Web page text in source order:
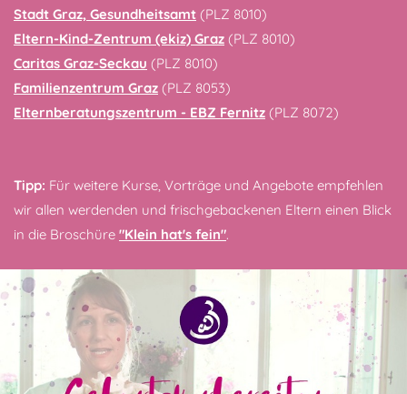
Stadt Graz, Gesundheitsamt (PLZ 8010)
Eltern-Kind-Zentrum (ekiz) Graz (PLZ 8010)
Caritas Graz-Seckau (PLZ 8010)
Familienzentrum Graz (PLZ 8053)
Elternberatungszentrum - EBZ Fernitz (PLZ 8072)
Tipp: Für weitere Kurse, Vorträge und Angebote empfehlen
wir allen werdenden und frischgebackenen Eltern einen Blick
in die Broschüre "Klein hat's fein".